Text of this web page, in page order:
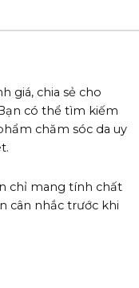
giá, chia sẻ cho
có thể tìm kiếm
chăm sóc da uy
chỉ mang tính chất
cân nhắc trước khi